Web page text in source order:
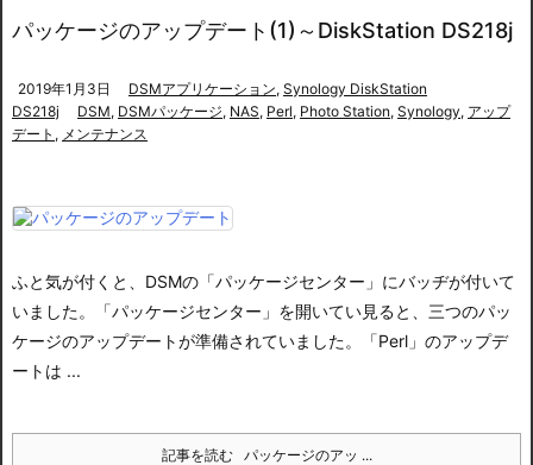
パッケージのアップデート(1)～DiskStation DS218j
2019年1月3日 DSMアプリケーション, Synology DiskStation
DS218j
DSM, DSMパッケージ, NAS, Perl, Photo Station, Synology, アップ
デート , メンテナンス
ふと気が付くと、DSMの「パッケージセンター」にバッヂが付いて
いました。
「パッケージセンター」を開いてい見ると、 三つのパッ
ケージのアップデートが準備されていました。
「Perl」のアップデ
ートは ...
記事を読む パッケージのアッ ...